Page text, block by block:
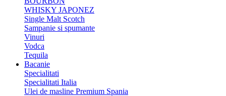
WHISKY JAPONEZ
Single Malt Scotch
Sampanie si spumante
Vinuri
Vodca
Tequila
Bacanie
Specialitati
Specialitati Italia
Ulei de masline Premium Spania